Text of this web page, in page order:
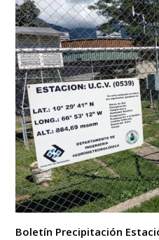
Boletín Precipitación